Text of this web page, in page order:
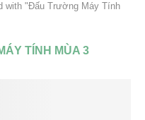
with "Đấu Trường Máy Tính
TÍNH MÙA 3